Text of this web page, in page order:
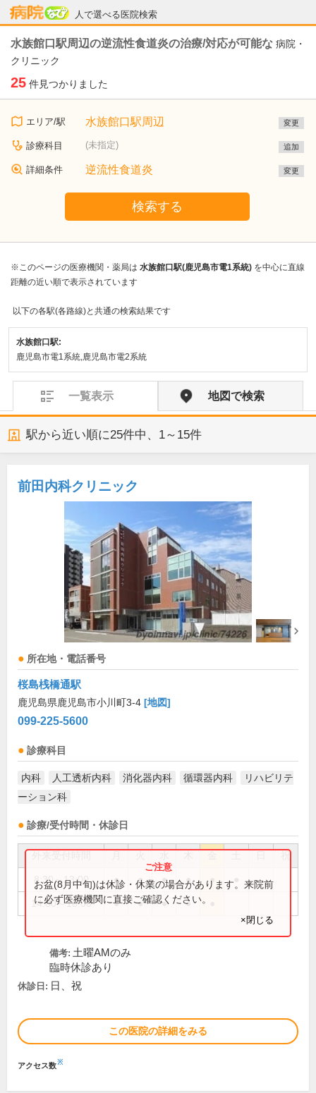
人で選べる医院検索
病院なび
水族館口駅周辺の逆流性食道炎の治療/対応が可能な 病院・
クリニック
25 件見つかりました
エリア/駅 水族館口駅周辺 変更
診療科目 (未指定) 追加
詳細条件 逆流性食道炎 変更
検索する
※このページの医療機関・薬局は 水族館口駅(鹿児島市電1系統) を中心に直線
距離の近い順で表示されています
以下の各駅(各路線)と共通の検索結果です
水族館口駅:
鹿児島市電1系統,鹿児島市電2系統
一覧表示 地図で検索
駅から近い順に25件中、 1～15件
前田内科クリニック
所在地・電話番号
桜島桟橋通駅
鹿児島県鹿児島市小川町3-4 [地図]
099-225-5600
診療科目
内科 人工透析内科 消化器内科 循環器内科
リハビリテ
ーション科
診療/受付時間・休診日
祝
8:30～13:00 ● ● ● ● ●
14:00～18:00 ● ● ● ●
お盆(8月中旬)は休診・休業の場合があります。来院前
に必ず医療機関に直接ご確認ください。
×閉じる
備考: 土曜AMのみ
臨時休診あり
休診日: 日、祝
この医院の詳細をみる
アクセス数※